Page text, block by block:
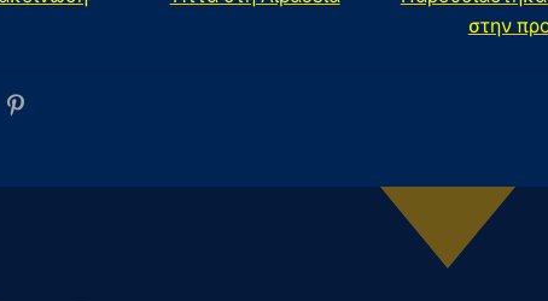
στην